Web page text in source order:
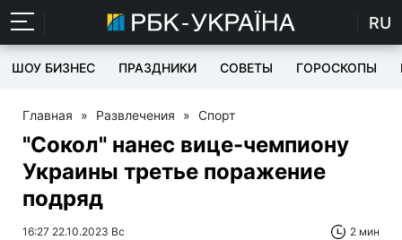
RU
ШОУ БИЗНЕС ПРАЗДНИКИ СОВЕТЫ ГОРОСКОПЫ
Главная » Развлечения » Спорт
"Сокол" нанес вице-чемпиону
Украины третье поражение
подряд
16:27 22.10.2023 Вс 2 мин